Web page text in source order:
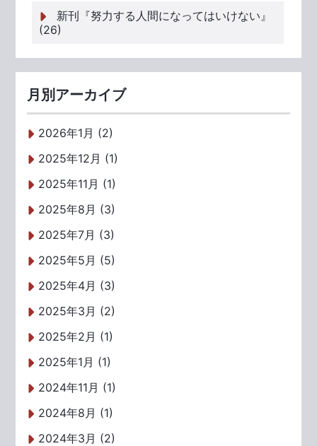
新刊『努力する人間になってはいけない』
(26)
月別アーカイブ
2026年1月 (2)
2025年12月 (1)
2025年11月 (1)
2025年8月 (3)
2025年7月 (3)
2025年5月 (5)
2025年4月 (3)
2025年3月 (2)
2025年2月 (1)
2025年1月 (1)
2024年11月 (1)
2024年8月 (1)
2024年3月 (2)